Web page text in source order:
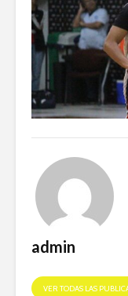
admin
VER TODAS LAS